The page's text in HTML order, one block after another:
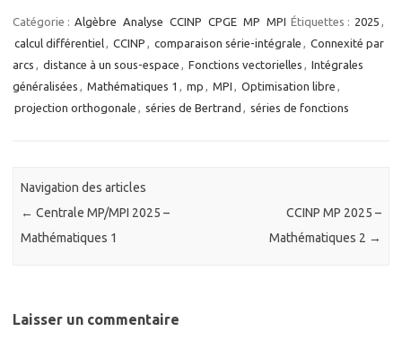
Catégorie : Algèbre Analyse CCINP CPGE MP MPI Étiquettes : 2025 ,
calcul différentiel, CCINP , comparaison série-intégrale , Connexité par
arcs , distance à un sous-espace , Fonctions vectorielles , Intégrales
généralisées , Mathématiques 1 , mp , MPI , Optimisation libre ,
projection orthogonale , séries de Bertrand , séries de fonctions
Navigation des articles
← Centrale MP/MPI 2025 –
Mathématiques 1
CCINP MP 2025 –
Mathématiques 2 →
Laisser un commentaire